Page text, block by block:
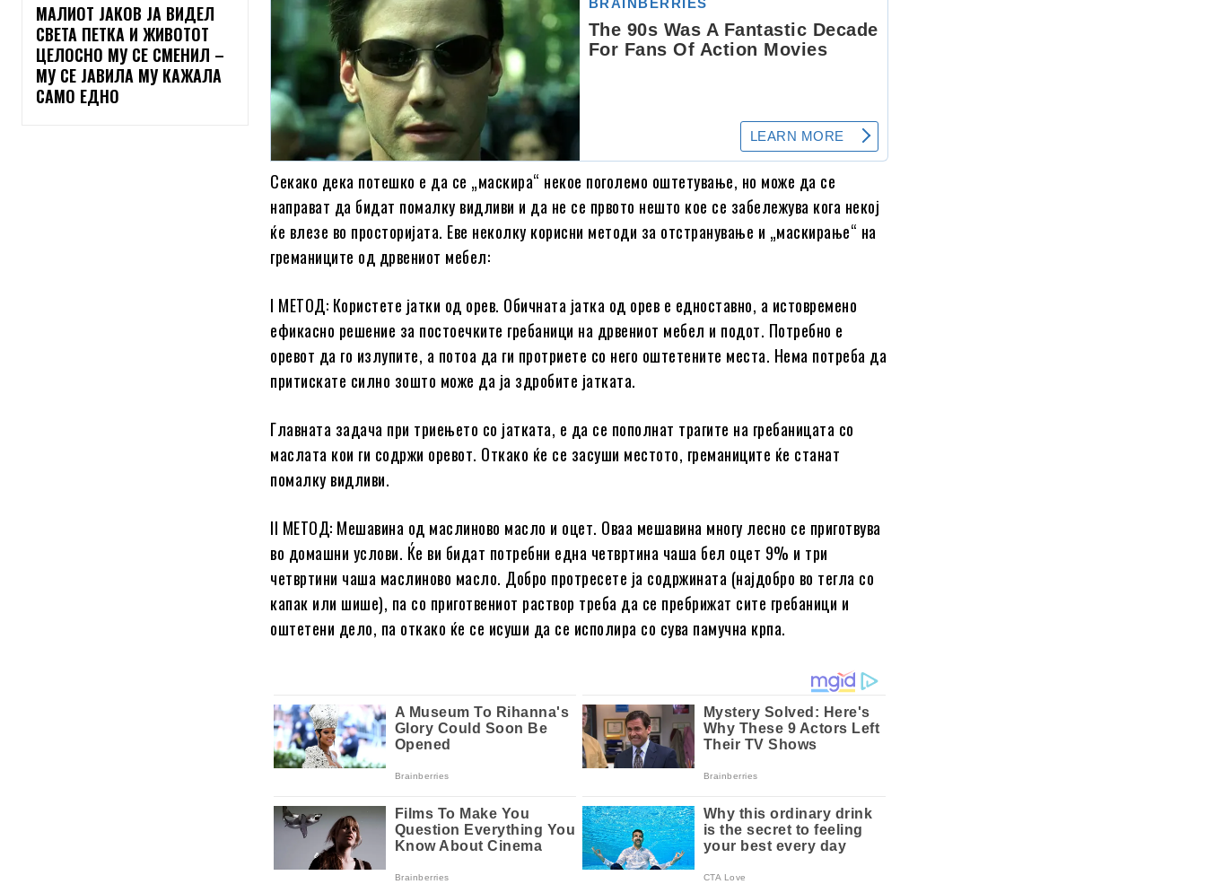
МАЛИОТ ЈАКОВ ЈА ВИДЕЛ
СВЕТА ПЕТКА И ЖИВОТОТ
ЦЕЛОСНО МУ СЕ СМЕНИЛ –
МУ СЕ ЈАВИЛА МУ КАЖАЛА
САМО ЕДНО
Секако дека потешко е да се „маскира“ некое поголемо оштетување, но може да се
направат да бидат помалку видливи и да не се првото нешто кое се забележува кога некој
ќе влезе во просторијата. Еве неколку корисни методи за отстранување и „маскирање“ на
греманиците од дрвениот мебел:
I МЕТОД: Користете јатки од орев. Обичната јатка од орев е едноставно, а истовремено
ефикасно решение за постоечките гребаници на дрвениот мебел и подот. Потребно е
оревот да го излупите, а потоа да ги протриете со него оштетените места. Нема потреба да
притискате силно зошто може да ја здробите јатката.
Главната задача при триењето со јатката, е да се пополнат трагите на гребаницата со
маслата кои ги содржи оревот. Откако ќе се засуши местото, греманиците ќе станат
помалку видливи.
II МЕТОД: Мешавина од маслиново масло и оцет. Оваа мешавина многу лесно се приготвува
во домашни услови. Ќе ви бидат потребни една четвртина чаша бел оцет 9% и три
четвртини чаша маслиново масло. Добро протресете ја содржината (најдобро во тегла со
капак или шише), па со приготвениот раствор треба да се пребрижат сите гребаници и
оштетени дело, па откако ќе се исуши да се исполира со сува памучна крпа.